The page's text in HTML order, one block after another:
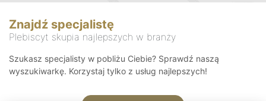
Znajdź specjalistę
Plebiscyt skupia najlepszych w branży
Szukasz specjalisty w pobliżu Ciebie? Sprawdź naszą
wyszukiwarkę. Korzystaj tylko z usług najlepszych!